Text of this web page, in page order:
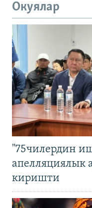
Окуялар
"75чилердин
апелляциялык
киришти